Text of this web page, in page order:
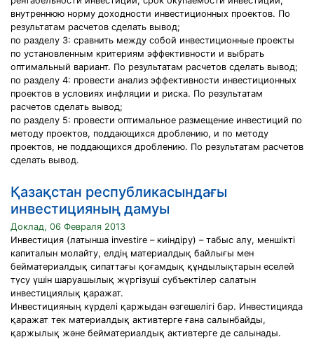
внутреннюю норму доходности инвестиционных проектов. По
результатам расчетов сделать вывод;
по разделу 3: сравнить между собой инвестиционные проекты
по установленным критериям эффективности и выбрать
оптимальный вариант. По результатам расчетов сделать вывод;
по разделу 4: провести анализ эффективности инвестиционных
проектов в условиях инфляции и риска. По результатам
расчетов сделать вывод;
по разделу 5: провести оптимальное размещение инвестиций по
методу проектов, поддающихся дроблению, и по методу
проектов, не поддающихся дроблению. По результатам расчетов
сделать вывод.
Қазақстан республикасындағы
инвестицияның дамуы
Доклад, 06 Февраля 2013
Инвестиция (латынша іnvestіre – киіндіру) – табыс алу, меншікті
капиталын молайту, елдің материалдық байлығы мен
бейматериалдық сипаттағы қоғамдық құндылықтарын еселей
түсу үшін шаруашылық жүргізуші субъектілер салатын
инвестициялық қаражат.
Инвестицияның күрделі қаржыдан өзгешелігі бар. Инвестицияда
қаражат тек материалдық активтерге ғана салынбайды,
қаржылық және бейматериалдық активтерге де салынады.